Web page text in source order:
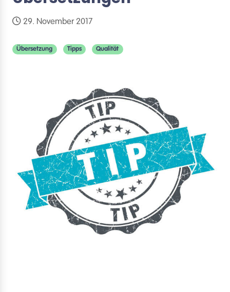
29. November 2017
Übersetzung Tipps Qualität